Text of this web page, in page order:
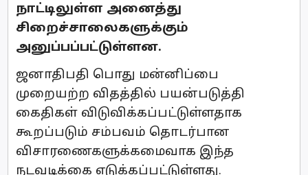
நாட்டிலுள்ள அனைத்து
சிறைச்சாலைகளுக்கும்
அனுப்பப்பட்டுள்ளன.
ஜனாதிபதி பொது மன்னிப்பை
முறையற்ற விதத்தில் பயன்படுத்தி
கைதிகள் விடுவிக்கப்பட்டுள்ளதாக
கூறப்படும் சம்பவம் தொடர்பான
விசாரணைகளுக்கமைவாக இந்த
நடவடிக்கை எடுக்கப்பட்டுள்ளது.